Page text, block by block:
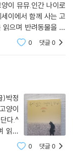
이 뮤뮤.인간 나이로
이에서 함께 사는 고
으며 반려동물을 위
못할거란 생각이 들
0 댓글0
)박정
양이
다.^
읽었
이다.
0 댓글0